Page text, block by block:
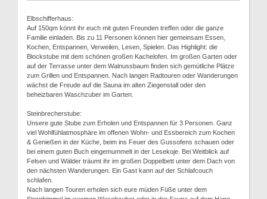
Elbschifferhaus:
Auf 150qm könnt ihr euch mit guten Freunden treffen oder die ganze
Familie einladen. Bis zu 11 Personen können hier gemeinsam Essen,
Kochen, Entspannen, Verweilen, Lesen, Spielen. Das Highlight: die
Blockstube mit dem schönen großen Kachelofen. Im großen Garten oder
auf der Terrasse unter dem Walnussbaum finden sich gemütliche Plätze
zum Grillen und Entspannen. Nach langen Radtouren oder Wanderungen
wächst die Freude auf die Sauna im alten Ziegenstall oder den
beheizbaren Waschzuber im Garten.
Steinbrecherstube:
Unsere gute Stube zum Erholen und Entspannen für 3 Personen. Ganz
viel Wohlfühlatmosphäre im offenen Wohn- und Essbereich zum Kochen
& Genießen in der Küche, beim ins Feuer des Gussofens schauen oder
bei einem guten Buch eingemummelt in der Lesekoje. Bei Weitblick auf
Felsen und Wälder träumt ihr im großen Doppelbett unter dem Dach von
den nächsten Wanderungen. Ein Gast kann auf der Schlafcouch
schlafen.
Nach langen Touren erholen sich eure müden Füße unter dem